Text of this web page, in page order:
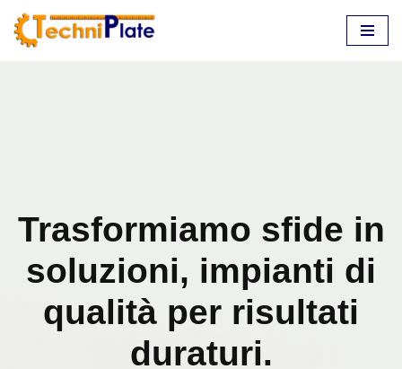
Vai
Trasformiamo sfide in
soluzioni, impianti di
qualità per risultati
duraturi.